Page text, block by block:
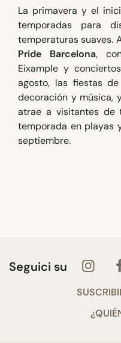
La primavera y el
temporadas para
temperaturas suaves.
Pride Barcelona,
Eixample y
agosto, las fiestas
decoración y música,
atrae a visitantes de
temporada en playas
septiembre.
Seguici su